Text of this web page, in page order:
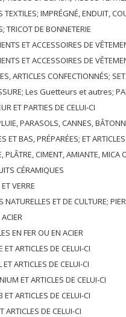
IMPRÉGNÉ, ENDUIT, COUVERT OU LAMINÉ; ARTICLES TEXTILES D'UN
TRICOT DE BONNETERIE
ET ACCESSOIRES DE VÊTEMENTS;
ET ACCESSOIRES DE
CONFECTIONNÉS; SETS; VÊTEMENTS PORTÉS ET
Les Guetteurs et autres;
ET PARTIES DE CELUI-CI
PARASOLS, CANNES, BÂTONNETS, FOUETS, PLANTES DE
PRÉPARÉES; ET ARTICLES EN PLUME OU EN BAS; FLEURS
CIMENT, AMIANTE, MICA OU MATÉRIEL
CÉRAMIQUES
VERRE
CULTURE; PIERRES PRÉCIEUSES, SEMI-PRÉCIEUSES; MÉTAUX PRÉCIEUX, PLAQUÉS OU DOUBLÉS DE MÉTAUX PRÉCIEUX ET
ACIER
EN FER OU EN ACIER
ET ARTICLES DE CELUI-CI
ET ARTICLES DE CELUI-CI
ET ARTICLES DE CELUI-CI
ET ARTICLES DE CELUI-CI
ARTICLES DE CELUI-CI